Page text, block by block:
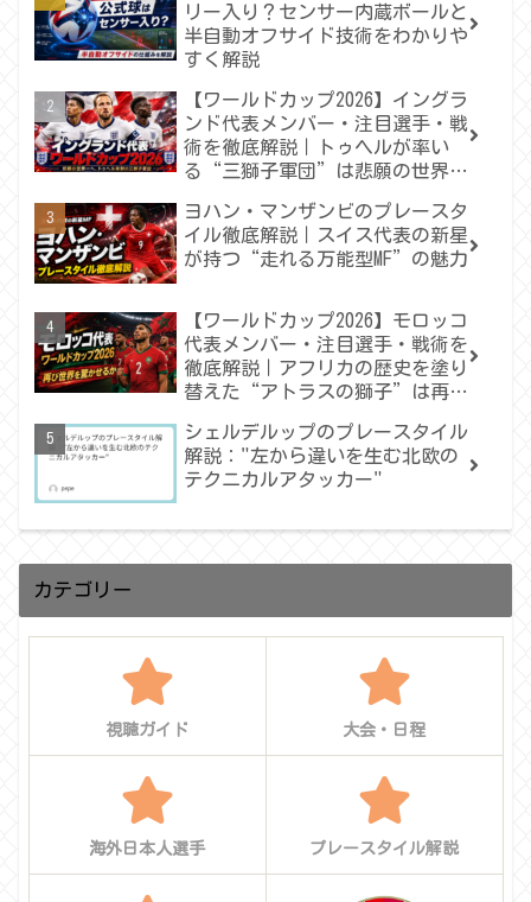
リー入り？センサー内蔵ボールと
半自動オフサイド技術をわかりや
すく解説
【ワールドカップ2026】イングラ
ンド代表メンバー・注目選手・戦
術を徹底解説｜トゥヘルが率い
る“三獅子軍団”は悲願の世界一
ヨハン・マンザンビのプレースタ
イル徹底解説｜スイス代表の新星
が持つ“走れる万能型MF”の魅力
【ワールドカップ2026】モロッコ
代表メンバー・注目選手・戦術を
徹底解説｜アフリカの歴史を塗り
替えた“アトラスの獅子”は再び
シェルデルップのプレースタイル
解説："左から違いを生む北欧の
テクニカルアタッカー"
カテゴリー
視聴ガイド 大会・日程
海外日本人選手 プレースタイル解説